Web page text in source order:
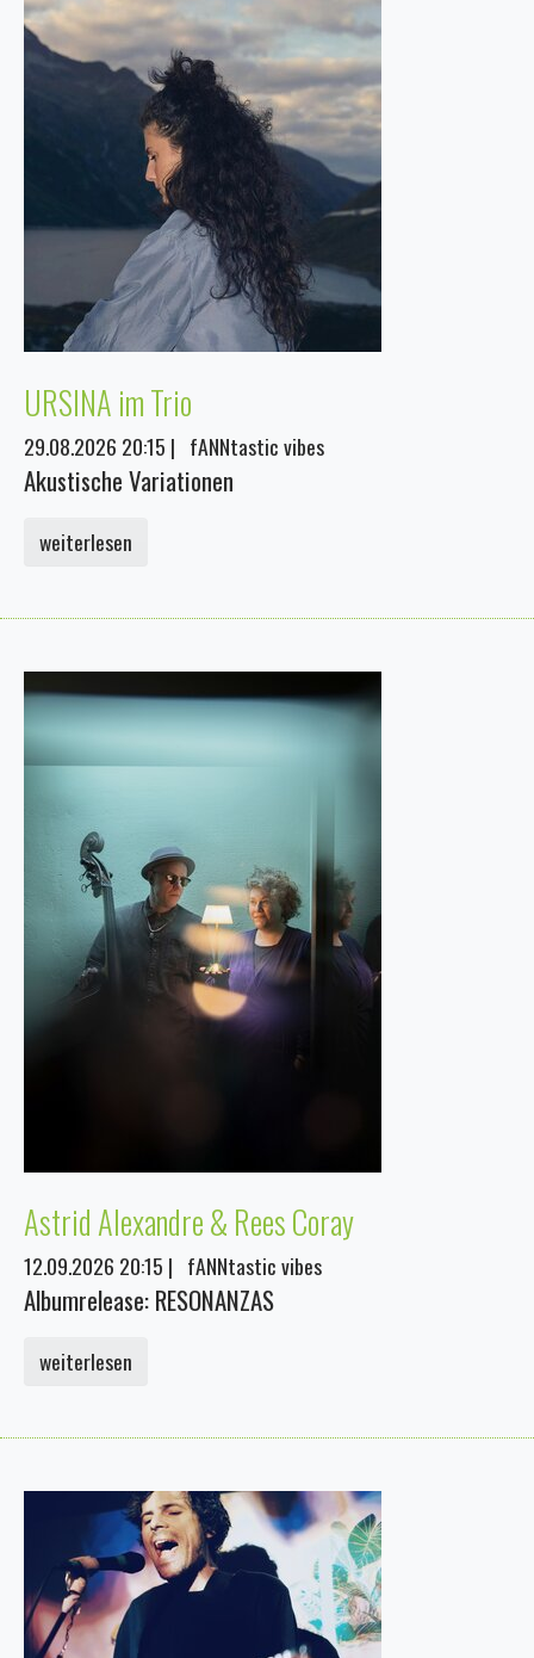
URSINA im Trio
29.08.2026 20:15 | fANNtastic vibes
Akustische Variationen
weiterlesen
Astrid Alexandre & Rees Coray
12.09.2026 20:15 | fANNtastic vibes
Albumrelease: RESONANZAS
weiterlesen